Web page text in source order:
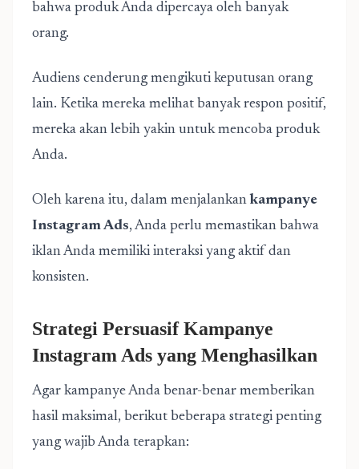
bahwa produk Anda dipercaya oleh banyak
orang.
Audiens cenderung mengikuti keputusan orang
lain. Ketika mereka melihat banyak respon positif,
mereka akan lebih yakin untuk mencoba produk
Anda.
Oleh karena itu, dalam menjalankan kampanye
Instagram Ads, Anda perlu memastikan bahwa
iklan Anda memiliki interaksi yang aktif dan
konsisten.
Strategi Persuasif Kampanye
Instagram Ads yang Menghasilkan
Agar kampanye Anda benar-benar memberikan
hasil maksimal, berikut beberapa strategi penting
yang wajib Anda terapkan: